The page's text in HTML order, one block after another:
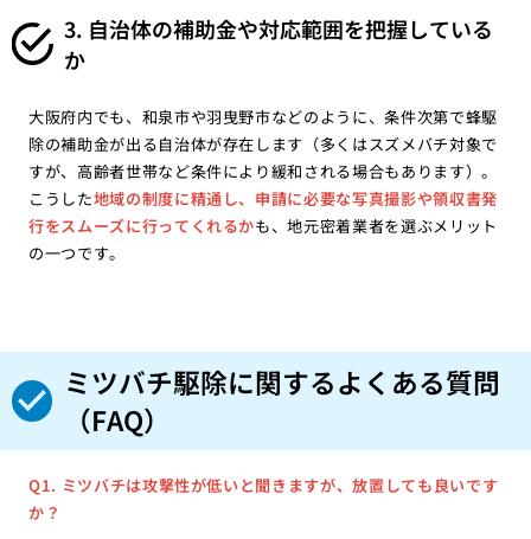
3. 自治体の補助金や対応範囲を把握している
か
大阪府内でも、和泉市や羽曳野市などのように、条件次第で蜂駆
除の補助金が出る自治体が存在します（多くはスズメバチ対象で
すが、高齢者世帯など条件により緩和される場合もあります）。
こうした地域の制度に精通し、申請に必要な写真撮影や領収書発
行をスムーズに行ってくれるかも、地元密着業者を選ぶメリット
の一つです。
ミツバチ駆除に関するよくある質問
（FAQ）
Q1. ミツバチは攻撃性が低いと聞きますが、放置しても良いです
か？